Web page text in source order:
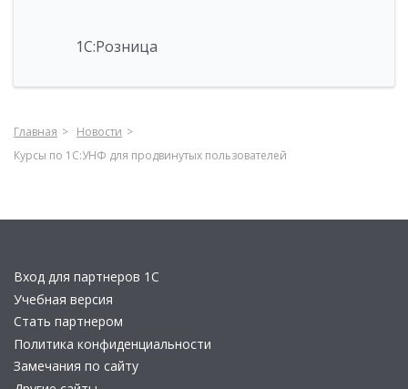
1С:Розница
Главная
Новости
Курсы по 1С:УНФ для продвинутых пользователей
Вход для партнеров 1С
Учебная версия
Стать партнером
Политика конфиденциальности
Замечания по сайту